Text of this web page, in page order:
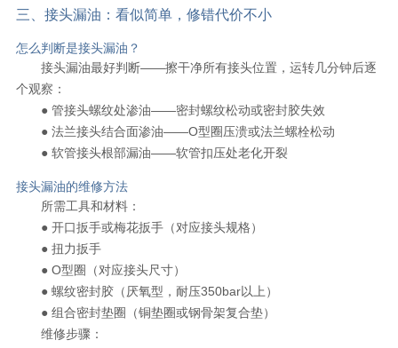
三、接头漏油：看似简单，修错代价不小
怎么判断是接头漏油？
接头漏油最好判断——擦干净所有接头位置，运转几分钟后逐
个观察：
● 管接头螺纹处渗油——密封螺纹松动或密封胶失效
● 法兰接头结合面渗油——O型圈压溃或法兰螺栓松动
● 软管接头根部漏油——软管扣压处老化开裂
接头漏油的维修方法
所需工具和材料：
● 开口扳手或梅花扳手（对应接头规格）
● 扭力扳手
● O型圈（对应接头尺寸）
● 螺纹密封胶（厌氧型，耐压350bar以上）
● 组合密封垫圈（铜垫圈或钢骨架复合垫）
维修步骤：